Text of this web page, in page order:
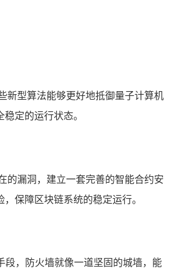
新型算法能够更好地抵御量子计算机
定的运行状态。
的漏洞，建立一套完善的智能合约安
保障区块链系统的稳定运行。
段，防火墙就像一道坚固的城墙，能